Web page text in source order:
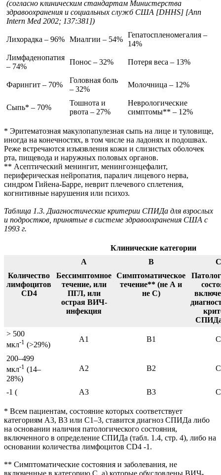
(согласно клиническим стандартам Министерства
здравоохранения и социальных служб США [DHHS] [Ann
Intern Med 2002; 137:381])
Лихорадка – 96% Миалгии – 54%
Гепатоспленомегалия –
14%
Лимфаденопатия
– 74%
Понос – 32% Потеря веса – 13%
Фарингит – 70%
Головная боль
– 32%
Молочница – 12%
Сыпь* – 70%
Тошнота и
рвота – 27%
Неврологические
симптомы** – 12%
* Эритематозная макулопапулезная сыпь на лице и туловище,
иногда на конечностях, в том числе на ладонях и подошвах.
Реже встречаются изъязвления кожи и слизистых оболочек
рта, пищевода и наружных половых органов.
** Асептический менингит, менингоэнцефалит,
периферическая нейропатия, паралич лицевого нерва,
синдром Гийена-Барре, неврит плечевого сплетения,
когнитивные нарушения или психоз.
Таблица 1.3. Диагностические критерии СПИДа для взрослых
и подростков, принятые в системе здравоохранения США с
1993 г.
Клинические категории
A
B
Количество
лимфоцитов
CD4
Бессимптомное
течение, или
ПГЛ, или
острая ВИЧ-
инфекция
Симптоматическое
течение** (не А и
не С)
СПИДа
> 500
мкл-1 (>29%)
А1 В1
200–499
мкл-1 (14–
28%)
А2 В2
-1 ( А3 В3
* Всем пациентам, состояние которых соответствует
категориям А3, В3 или С1–3, ставится диагноз СПИДа либо
на основании наличия патологического состояния,
включенного в определение СПИДа (табл. 1.4, стр. 4), либо на
основании количества лимфоцитов CD4 -1.
** Симптоматические состояния и заболевания, не